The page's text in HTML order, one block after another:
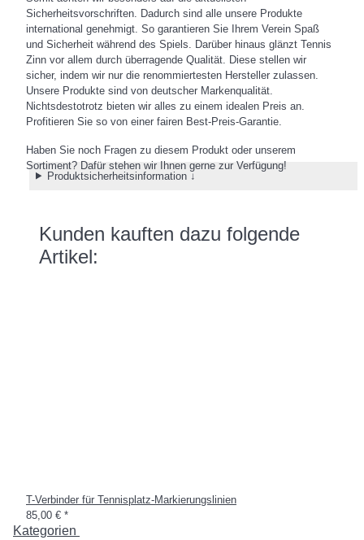
Sicherheitsvorschriften. Dadurch sind alle unsere Produkte
international genehmigt. So garantieren Sie Ihrem Verein Spaß
und Sicherheit während des Spiels. Darüber hinaus glänzt Tennis
Zinn vor allem durch überragende Qualität. Diese stellen wir
sicher, indem wir nur die renommiertesten Hersteller zulassen.
Unsere Produkte sind von deutscher Markenqualität.
Nichtsdestotrotz bieten wir alles zu einem idealen Preis an.
Profitieren Sie so von einer fairen Best-Preis-Garantie.
Haben Sie noch Fragen zu diesem Produkt oder unserem
Sortiment? Dafür stehen wir Ihnen gerne zur Verfügung!
Produktsicherheitsinformation ↓
Kunden kauften dazu folgende
Artikel:
T-Verbinder für Tennisplatz-Markierungslinien
85,00 € *
Kategorien